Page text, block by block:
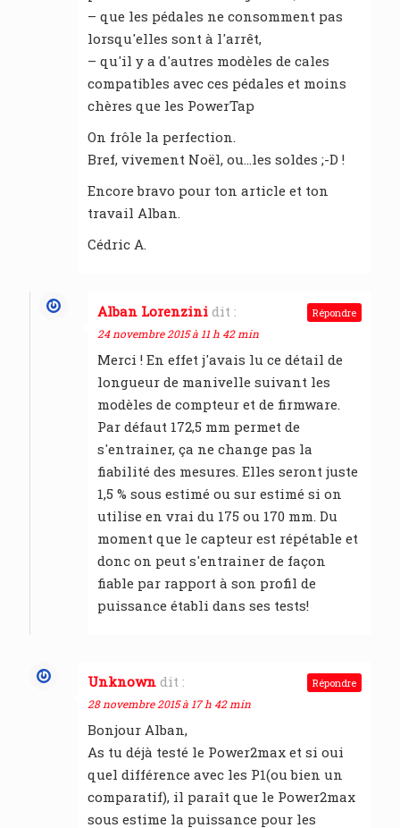
– que les pédales ne consomment pas
lorsqu'elles sont à l'arrêt,
– qu'il y a d'autres modèles de cales
compatibles avec ces pédales et moins
chères que les PowerTap
On frôle la perfection.
Bref, vivement Noël, ou…les soldes ;-D !
Encore bravo pour ton article et ton
travail Alban.
Cédric A.
Alban Lorenzini dit :
24 novembre 2015 à 11 h 42 min
Merci ! En effet j'avais lu ce détail de
longueur de manivelle suivant les
modèles de compteur et de firmware.
Par défaut 172,5 mm permet de
s'entrainer, ça ne change pas la
fiabilité des mesures. Elles seront juste
1,5 % sous estimé ou sur estimé si on
utilise en vrai du 175 ou 170 mm. Du
moment que le capteur est répétable et
donc on peut s'entrainer de façon
fiable par rapport à son profil de
puissance établi dans ses tests!
Répondre
Unknown dit :
28 novembre 2015 à 17 h 42 min
Bonjour Alban,
As tu déjà testé le Power2max et si oui
quel différence avec les P1(ou bien un
comparatif), il paraît que le Power2max
sous estime la puissance pour les
Répondre